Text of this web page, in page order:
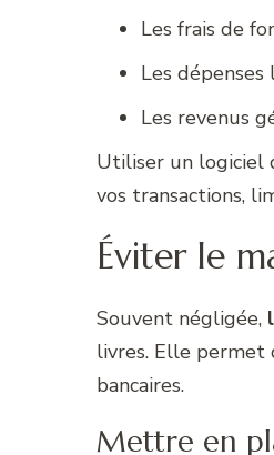
Les frais de
Les
Les revenus
Utiliser un logiciel
vos transactions,
Éviter le
Souvent négligée,
livres. Elle permet
bancaires.
Mettre en